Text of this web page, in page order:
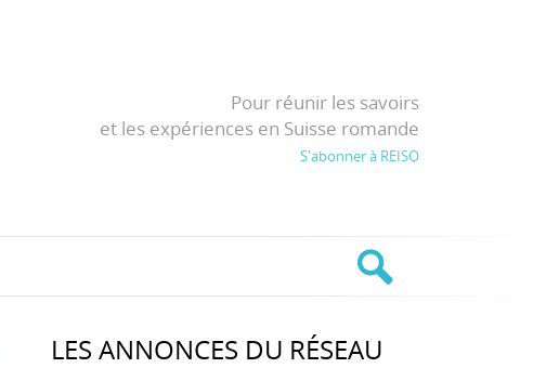
Pour réunir les savoirs
et les expériences en Suisse romande
S'abonner à REISO
LES ANNONCES DU RÉSEAU